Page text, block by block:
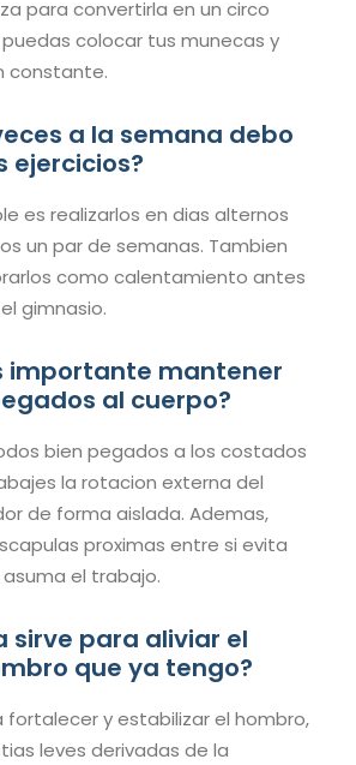
para convertirla en un circo
colocar tus munecas y
constante.
a la semana debo
ejercicios?
es realizarlos en dias alternos
un par de semanas. Tambien
como calentamiento antes
gimnasio.
importante mantener
al cuerpo?
bien pegados a los costados
la rotacion externa del
de forma aislada. Ademas,
proximas entre si evita
el trabajo.
sirve para aliviar el
que ya tengo?
fortalecer y estabilizar el hombro,
leves derivadas de la